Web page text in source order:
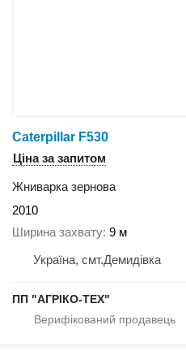
Caterpillar F530
Ціна за запитом
Жниварка зернова
2010
Ширина захвату 9 м
Україна, смт.Демидівка
ПП "АГРІКО-ТЕХ"